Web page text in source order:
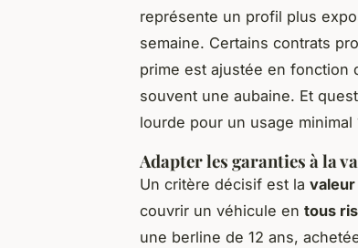
représente un profil plus
semaine. Certains contrats
prime est ajustée en fonction
souvent une aubaine. Et
lourde pour un usage minimal
Adapter les garanties à la
Un critère décisif est la valeur
couvrir un véhicule en tous
une berline de 12 ans,